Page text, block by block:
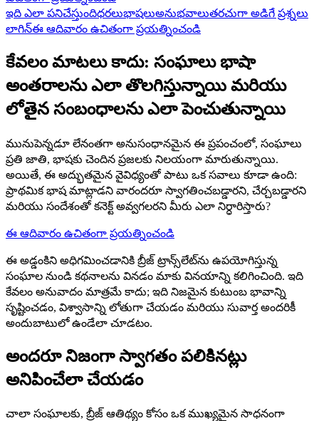
ఇది ఎలా పనిచేస్తుందిధరలుభాషలుఅనుభవాలుతరచుగా అడిగే ప్రశ్నలు
లాగిన్ఈ ఆదివారం ఉచితంగా ప్రయత్నించండి
కేవలం మాటలు కాదు: సంఘాలు భాషా
అంతరాలను ఎలా తొలగిస్తున్నాయి మరియు
లోతైన సంబంధాలను ఎలా పెంచుతున్నాయి
మునుపెన్నడూ లేనంతగా అనుసంధానమైన ఈ ప్రపంచంలో, సంఘాలు
ప్రతి జాతి, భాషకు చెందిన ప్రజలకు నిలయంగా మారుతున్నాయి.
అయితే, ఈ అద్భుతమైన వైవిధ్యంతో పాటు ఒక సవాలు కూడా ఉంది:
ప్రాథమిక భాష మాట్లాడని వారందరూ స్వాగతించబడ్డారని, చేర్చబడ్డారని
మరియు సందేశంతో కనెక్ట్ అవ్వగలరని మీరు ఎలా నిర్ధారిస్తారు?
ఈ ఆదివారం ఉచితంగా ప్రయత్నించండి
ఈ అడ్డంకిని అధిగమించడానికి బ్రీజ్ ట్రాన్స్‌లేట్‌ను ఉపయోగిస్తున్న
సంఘాల నుండి కథనాలను వినడం మాకు వినయాన్ని కలిగించింది. ఇది
కేవలం అనువాదం మాత్రమే కాదు; ఇది నిజమైన కుటుంబ భావాన్ని
సృష్టించడం, విశ్వాసాన్ని లోతుగా చేయడం మరియు సువార్త అందరికీ
అందుబాటులో ఉండేలా చూడటం.
అందరూ నిజంగా స్వాగతం పలికినట్లు
అనిపించేలా చేయడం
చాలా సంఘాలకు, బ్రీజ్ ఆతిథ్యం కోసం ఒక ముఖ్యమైన సాధనంగా